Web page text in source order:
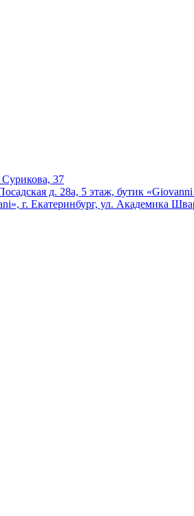
37
д. 28а, 5 этаж, бутик
г. Екатеринбург, ул. Академика